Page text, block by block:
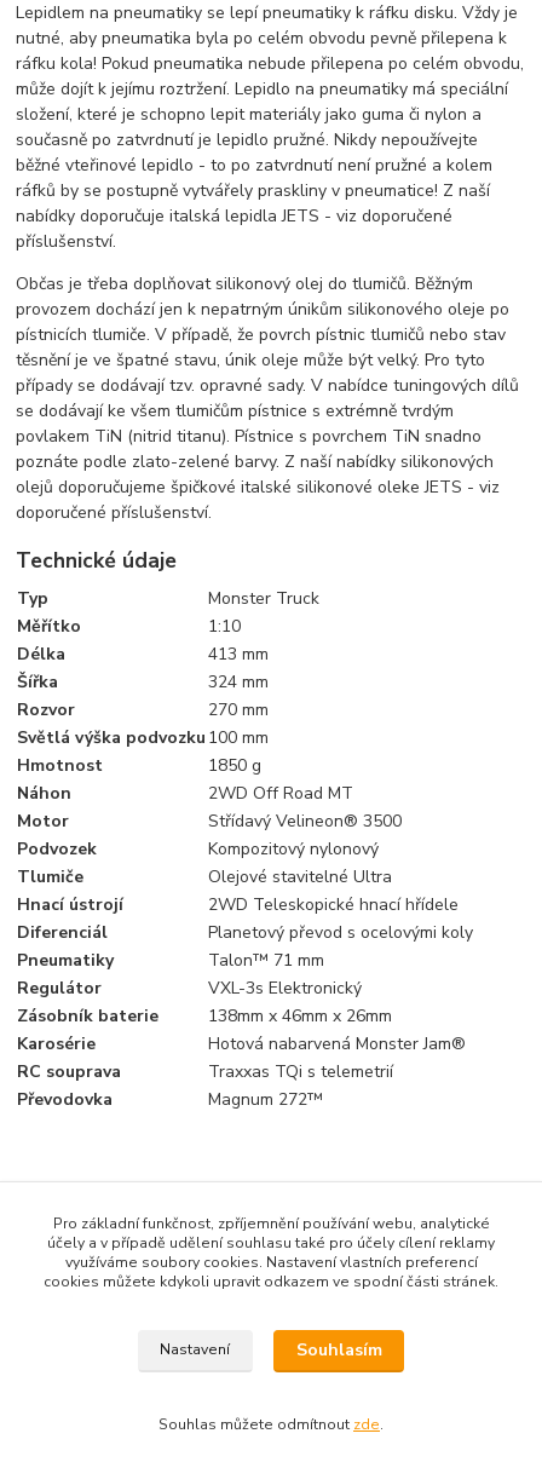
Lepidlem na pneumatiky se lepí pneumatiky k ráfku disku. Vždy je
nutné, aby pneumatika byla po celém obvodu pevně přilepena k
ráfku kola! Pokud pneumatika nebude přilepena po celém obvodu,
může dojít k jejímu roztržení. Lepidlo na pneumatiky má speciální
složení, které je schopno lepit materiály jako guma či nylon a
současně po zatvrdnutí je lepidlo pružné. Nikdy nepoužívejte
běžné vteřinové lepidlo - to po zatvrdnutí není pružné a kolem
ráfků by se postupně vytvářely praskliny v pneumatice! Z naší
nabídky doporučuje italská lepidla JETS - viz doporučené
příslušenství.
Občas je třeba doplňovat silikonový olej do tlumičů. Běžným
provozem dochází jen k nepatrným únikům silikonového oleje po
pístnicích tlumiče. V případě, že povrch pístnic tlumičů nebo stav
těsnění je ve špatné stavu, únik oleje může být velký. Pro tyto
případy se dodávají tzv. opravné sady. V nabídce tuningových dílů
se dodávají ke všem tlumičům pístnice s extrémně tvrdým
povlakem TiN (nitrid titanu). Pístnice s povrchem TiN snadno
poznáte podle zlato-zelené barvy. Z naší nabídky silikonových
olejů doporučujeme špičkové italské silikonové oleke JETS - viz
doporučené příslušenství.
Technické údaje
Typ
Monster Truck
Měřítko
1:10
Délka
413 mm
Šířka
324 mm
Rozvor
270 mm
Světlá výška podvozku 100 mm
Hmotnost
1850 g
Náhon
2WD Off Road MT
Motor
Střídavý Velineon® 3500
Podvozek
Kompozitový nylonový
Tlumiče
Olejové stavitelné Ultra
Hnací ústrojí
2WD Teleskopické hnací hřídele
Diferenciál
Planetový převod s ocelovými koly
Pneumatiky
Talon™ 71 mm
Regulátor
VXL-3s Elektronický
Zásobník baterie
138mm x 46mm x 26mm
Karosérie
Hotová nabarvená Monster Jam®
RC souprava
Traxxas TQi s telemetrií
Převodovka
Magnum 272™
Terénní
Pro základní funkčnost, zpříjemnění používání webu, analytické
účely a v případě udělení souhlasu také pro účely cílení reklamy
využíváme soubory cookies. Nastavení vlastních preferencí
cookies můžete kdykoli upravit odkazem ve spodní části stránek.
Nastavení Souhlasím
Souhlas můžete odmítnout zde.